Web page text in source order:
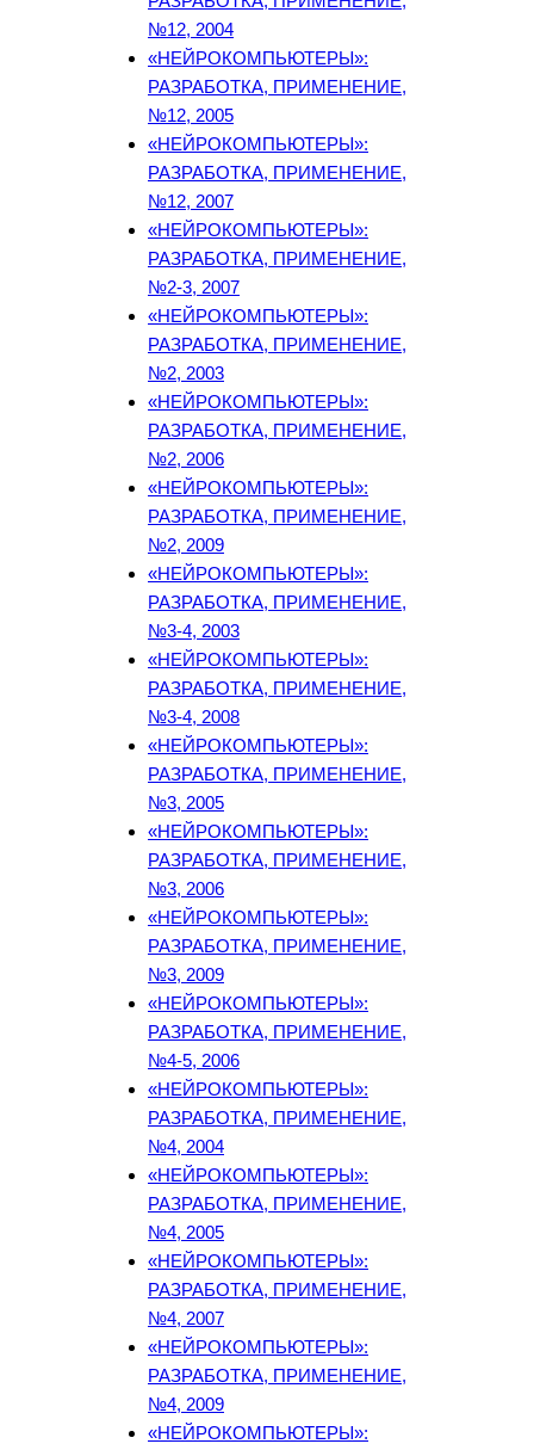
№12, 2004
«НЕЙРОКОМПЬЮТЕРЫ»:
РАЗРАБОТКА, ПРИМЕНЕНИЕ,
№12, 2005
«НЕЙРОКОМПЬЮТЕРЫ»:
РАЗРАБОТКА, ПРИМЕНЕНИЕ,
№12, 2007
«НЕЙРОКОМПЬЮТЕРЫ»:
РАЗРАБОТКА, ПРИМЕНЕНИЕ,
№2-3, 2007
«НЕЙРОКОМПЬЮТЕРЫ»:
РАЗРАБОТКА, ПРИМЕНЕНИЕ,
№2, 2003
«НЕЙРОКОМПЬЮТЕРЫ»:
РАЗРАБОТКА, ПРИМЕНЕНИЕ,
№2, 2006
«НЕЙРОКОМПЬЮТЕРЫ»:
РАЗРАБОТКА, ПРИМЕНЕНИЕ,
№2, 2009
«НЕЙРОКОМПЬЮТЕРЫ»:
РАЗРАБОТКА, ПРИМЕНЕНИЕ,
№3-4, 2003
«НЕЙРОКОМПЬЮТЕРЫ»:
РАЗРАБОТКА, ПРИМЕНЕНИЕ,
№3-4, 2008
«НЕЙРОКОМПЬЮТЕРЫ»:
РАЗРАБОТКА, ПРИМЕНЕНИЕ,
№3, 2005
«НЕЙРОКОМПЬЮТЕРЫ»:
РАЗРАБОТКА, ПРИМЕНЕНИЕ,
№3, 2006
«НЕЙРОКОМПЬЮТЕРЫ»:
РАЗРАБОТКА, ПРИМЕНЕНИЕ,
№3, 2009
«НЕЙРОКОМПЬЮТЕРЫ»:
РАЗРАБОТКА, ПРИМЕНЕНИЕ,
№4-5, 2006
«НЕЙРОКОМПЬЮТЕРЫ»:
РАЗРАБОТКА, ПРИМЕНЕНИЕ,
№4, 2004
«НЕЙРОКОМПЬЮТЕРЫ»:
РАЗРАБОТКА, ПРИМЕНЕНИЕ,
№4, 2005
«НЕЙРОКОМПЬЮТЕРЫ»:
РАЗРАБОТКА, ПРИМЕНЕНИЕ,
№4, 2007
«НЕЙРОКОМПЬЮТЕРЫ»:
РАЗРАБОТКА, ПРИМЕНЕНИЕ,
№4, 2009
«НЕЙРОКОМПЬЮТЕРЫ»: